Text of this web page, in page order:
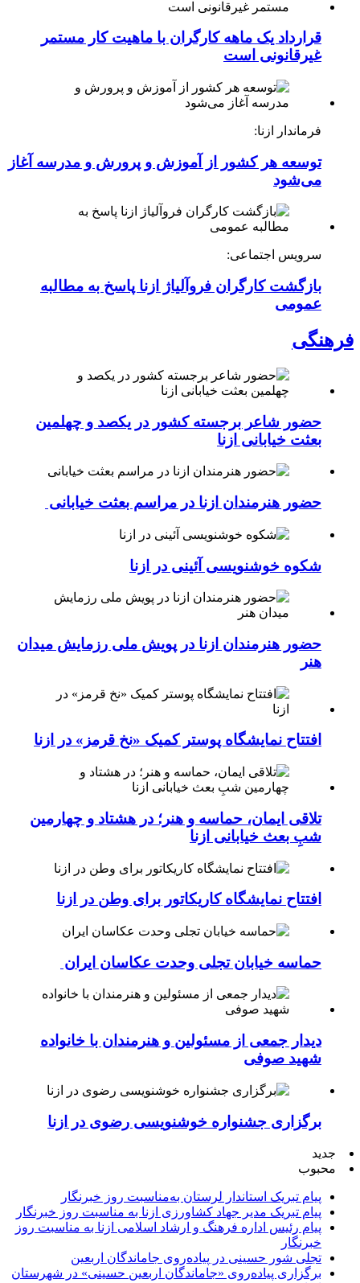
قرارداد یک ماهه کارگران با ماهیت کار مستمر
غیرقانونی است
فرماندار ازنا:
توسعه هر کشور از آموزش و پرورش و مدرسه آغاز
می‌شود
سرویس اجتماعی:
بازگشت کارگران فروآلیاژ ازنا پاسخ به مطالبه
عمومی
فرهنگی
حضور شاعر برجسته کشور در یکصد و چهلمین
بعثت خیابانی ازنا
حضور هنرمندان ازنا در مراسم بعثت خیابانی
شکوه خوشنویسی آئینی در ازنا
حضور هنرمندان ازنا در پویش ملی رزمایش میدان
هنر
افتتاح نمایشگاه پوستر کمیک «نخ قرمز» در ازنا
تلاقی ایمان، حماسه و هنر؛ در هشتاد و چهارمین
شبِ بعث خیابانی ازنا
افتتاح نمایشگاه کاریکاتور برای وطن در ازنا
حماسه خیابان تجلی وحدت عکاسان ایران
دیدار جمعی از مسئولین و هنرمندان با خانواده
شهید صوفی
برگزاری جشنواره خوشنویسی رضوی در ازنا
جدید
محبوب
پیام تبریک استاندار لرستان به‌مناسبت روز خبرنگار
پیام تبریک مدیر جهاد کشاورزی ازنا به مناسبت روز خبرنگار
پیام رئیس اداره فرهنگ و ارشاد اسلامی ازنا به مناسبت روز
خبرنگار
تجلی شور حسینی در پیاده‌روی جاماندگان اربعین
برگزاری پیاده‌روی «جاماندگان اربعین حسینی» در شهرستان